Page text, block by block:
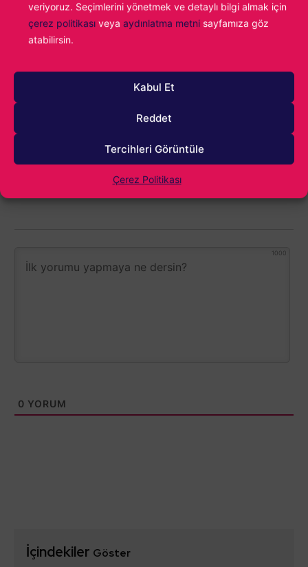
veriyoruz. Seçimlerini yönetmek ve detaylı bilgi almak için
çerez politikası veya aydınlatma metni sayfamıza göz
atabilirsin.
Kabul Et
Reddet
Tercihleri Görüntüle
Çerez Politikası
Atakan Gümrükçüoğlu
Babadan gelme video oyun tutkunluğumun
popülaritesine kadar uzanıyor...
1000
0 YORUM
İçindekiler Göster